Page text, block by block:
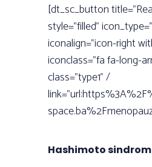
[dt_sc_button
style="filled"
iconalign="icon-right
iconclass="fa fa-long-
class="type1" /
Hashimoto sindrom